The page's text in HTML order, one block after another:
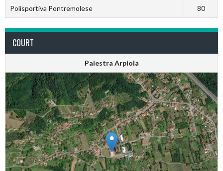
Polisportiva Pontremolese 80
COURT
Palestra Arpiola